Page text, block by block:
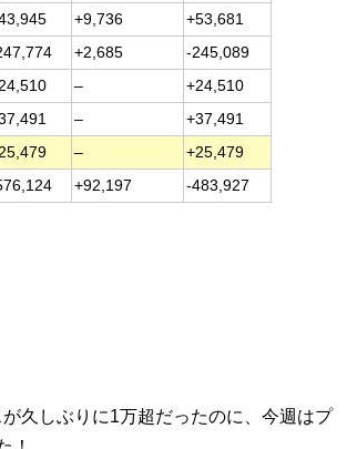
+9,736
+53,681
+2,685
-245,089
–
+24,510
–
+37,491
–
+25,479
+92,197 -483,927
久しぶりに1万超だったのに、今週はプ